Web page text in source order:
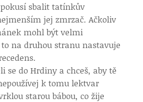
sbalit tatínkův
jej zmrzač. Ačkoliv
mohl být velmi
na druhou stranu nastavuje
se do Hrdiny a chceš, aby tě
k tomu lektvar
starou bábou, co žije